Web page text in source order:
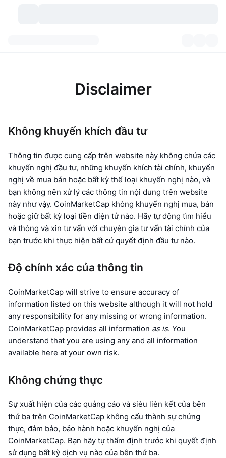
Xem Nhanh Lịch Sử Thị Trường
Mở khóa token
Lợi nhuận
Tài sản ngoài đời thực
Bảng xếp hạng
Thịnh hành
Được thêm gần đây
Lãi & Lỗ
Truy cập nhiều nhất
Tâm lý cộng đồng
Xếp hạng chuỗi
Thị trường dự đoán
Các thị trường giao dịch
Thị trường Spot
Số lượng tiền mã hóa
Kho bạc Bitcoin
Kho bạc BNB
Lưu lượng vào/ra sàn
Chỉ số mùa Altcoin
Chỉ số chu kỳ thị trường
Sự thống trị của Bitcoin
Chỉ số CoinMarketCap 20
Chỉ số CoinMarketCap 100
Dòng tiền ETF
Xu hướng
Mới
Tăng giá
Trình khám phá Meme
Nhà Giao Dịch Hàng Đầu
Sàn giao dịch tập trung
Giao ngay
Phái sinh
Sàn giao dịch phi tập trung(DEX)
Giao ngay
Phái sinh
Cộng đồng
Feeds
Chủ đề
Phát trực tiếp
Các bài viết
API
API
Crypto API
DEX API
Tài nguyên
Tài liệu
CMC Trung tâm Đại lý
Thị trường Kỹ năng
Sản phẩm
Sản phẩm
Bộ quy đổi
Phòng thí nghiệm CMC
CMC Max
Tin tức hàng đầu
Bot Telegram
Quảng Cáo
Công cụ Trang web
Disclaimer
Không khuyến khích đầu tư
Thông tin được cung cấp trên website này không chứa các
khuyến nghị đầu tư, những khuyến khích tài chính, khuyến
nghị về mua bán hoặc bất kỳ thể loại khuyến nghị nào, và
bạn không nên xử lý các thông tin nội dung trên website
này như vậy. CoinMarketCap không khuyến nghị mua, bán
hoặc giữ bất kỳ loại tiền điện tử nào. Hãy tự động tìm hiểu
và thông và xin tư vấn với chuyên gia tư vấn tài chính của
bạn trước khi thực hiện bất cứ quyết định đầu tư nào.
Độ chính xác của thông tin
CoinMarketCap will strive to ensure accuracy of
information listed on this website although it will not hold
any responsibility for any missing or wrong information.
CoinMarketCap provides all information as is. You
understand that you are using any and all information
available here at your own risk.
Không chứng thực
Sự xuất hiện của các quảng cáo và siêu liên kết của bên
thứ ba trên CoinMarketCap không cấu thành sự chứng
thực, đảm bảo, bảo hành hoặc khuyến nghị của
CoinMarketCap. Bạn hãy tự thẩm định trước khi quyết định
sử dụng bất kỳ dịch vụ nào của bên thứ ba.